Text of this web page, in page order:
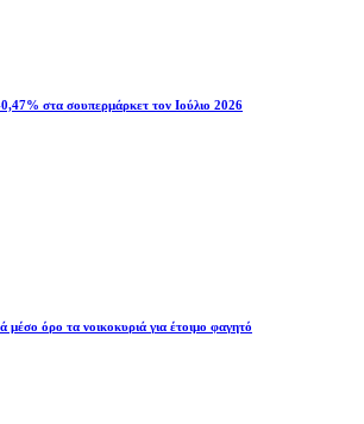
στα σουπερμάρκετ τον Ιούλιο 2026
μέσο όρο τα νοικοκυριά για έτοιμο φαγητό